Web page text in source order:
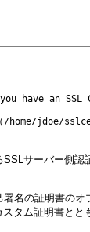
/home/jdoe/
サーバー側
名の証明書の
タム証明書とと